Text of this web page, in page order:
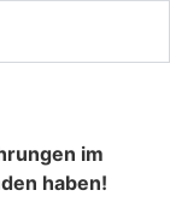
im
haben!